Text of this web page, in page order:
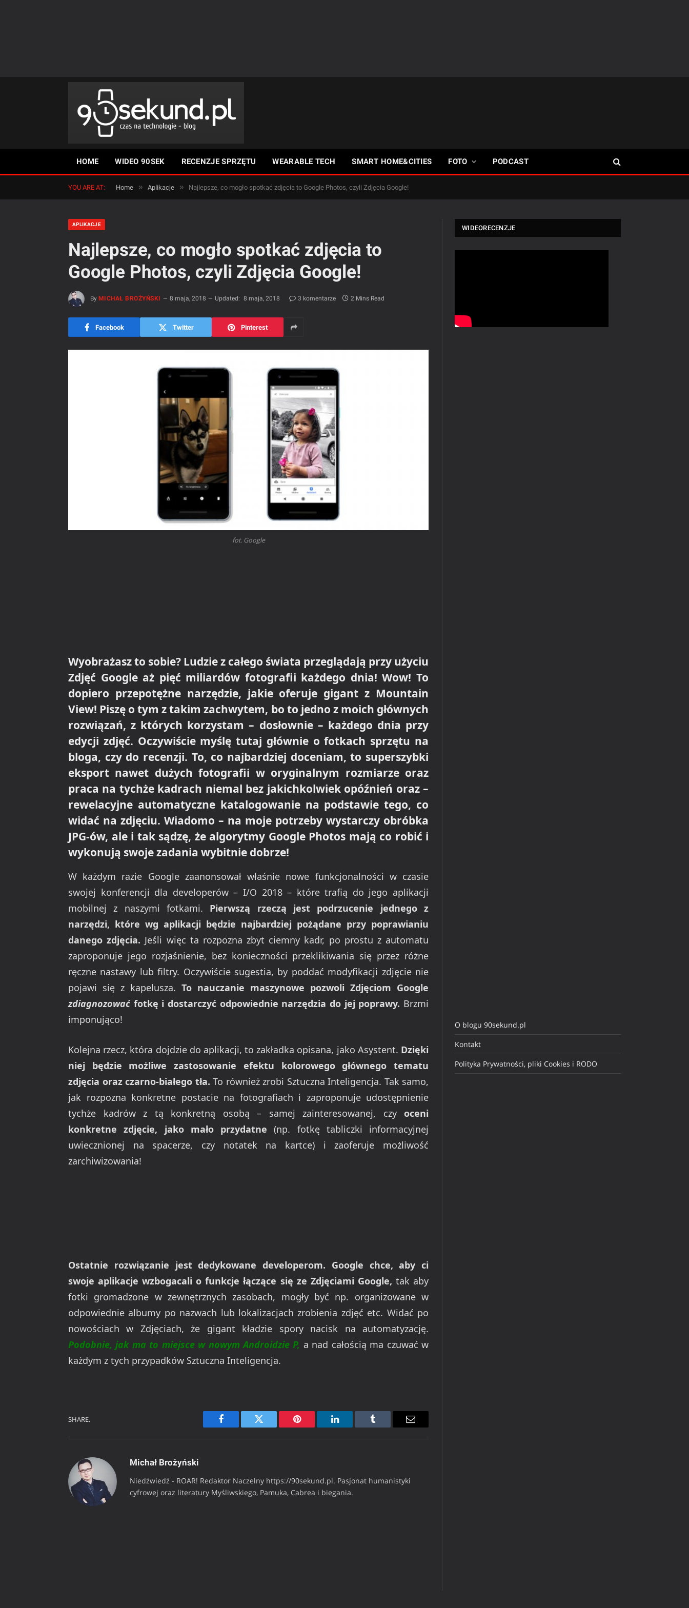
HOME WIDEO 90SEK RECENZJE SPRZĘTU WEARABLE TECH SMART HOME&CITIES FOTO PODCAST
YOU ARE AT: Home » Aplikacje » Najlepsze, co mogło spotkać zdjęcia to Google Photos, czyli Zdjęcia Google!
APLIKACJE
Najlepsze, co mogło spotkać zdjęcia to
Google Photos, czyli Zdjęcia Google!
By MICHAŁ BROŻYŃSKI 8 maja, 2018 Updated: 8 maja, 2018 3 komentarze 2 Mins Read
Facebook Twitter Pinterest
fot. Google
Wyobrażasz to sobie? Ludzie z całego świata przeglądają przy użyciu
Zdjęć Google aż pięć miliardów fotografii każdego dnia! Wow! To
dopiero przepotężne narzędzie, jakie oferuje gigant z Mountain
View! Piszę o tym z takim zachwytem, bo to jedno z moich głównych
rozwiązań, z których korzystam – dosłownie – każdego dnia przy
edycji zdjęć. Oczywiście myślę tutaj głównie o fotkach sprzętu na
bloga, czy do recenzji. To, co najbardziej doceniam, to superszybki
eksport nawet dużych fotografii w oryginalnym rozmiarze oraz
praca na tychże kadrach niemal bez jakichkolwiek opóźnień oraz –
rewelacyjne automatyczne katalogowanie na podstawie tego, co
widać na zdjęciu. Wiadomo – na moje potrzeby wystarczy obróbka
JPG-ów, ale i tak sądzę, że algorytmy Google Photos mają co robić i
wykonują swoje zadania wybitnie dobrze!
W każdym razie Google zaanonsował właśnie nowe funkcjonalności w czasie
swojej konferencji dla developerów – I/O 2018 – które trafią do jego aplikacji
mobilnej z naszymi fotkami. Pierwszą rzeczą jest podrzucenie jednego z
narzędzi, które wg aplikacji będzie najbardziej pożądane przy poprawianiu
danego zdjęcia. Jeśli więc ta rozpozna zbyt ciemny kadr, po prostu z automatu
zaproponuje jego rozjaśnienie, bez konieczności przeklikiwania się przez różne
ręczne nastawy lub filtry. Oczywiście sugestia, by poddać modyfikacji zdjęcie nie
pojawi się z kapelusza. To nauczanie maszynowe pozwoli Zdjęciom Google
zdiagnozowaćfotkę i dostarczyć odpowiednie narzędzia do jej poprawy. Brzmi
imponująco!
Kolejna rzecz, która dojdzie do aplikacji, to zakładka opisana, jako Asystent. Dzięki
niej będzie możliwe zastosowanie efektu kolorowego głównego tematu
zdjęcia oraz czarno-białego tła. To również zrobi Sztuczna Inteligencja. Tak samo,
jak rozpozna konkretne postacie na fotografiach i zaproponuje udostępnienie
tychże kadrów z tą konkretną osobą – samej zainteresowanej, czy oceni
konkretne zdjęcie, jako mało przydatne (np. fotkę tabliczki informacyjnej
uwiecznionej na spacerze, czy notatek na kartce) i zaoferuje możliwość
zarchiwizowania!
Ostatnie rozwiązanie jest dedykowane developerom. Google chce, aby ci
swoje aplikacje wzbogacali o funkcje łączące się ze Zdjęciami Google, tak aby
fotki gromadzone w zewnętrznych zasobach, mogły być np. organizowane w
odpowiednie albumy po nazwach lub lokalizacjach zrobienia zdjęć etc. Widać po
nowościach w Zdjęciach, że gigant kładzie spory nacisk na automatyzację.
Podobnie, jak ma to miejsce w nowym Androidzie P, a nad całością ma czuwać w
każdym z tych przypadków Sztuczna Inteligencja.
SHARE.
Facebook Twitter Pinterest LinkedIn Tumblr Email
Michał Brożyński
Niedźwiedź - ROAR! Redaktor Naczelny https://90sekund.pl. Pasjonat humanistyki
cyfrowej oraz literatury Myśliwskiego, Pamuka, Cabrea i biegania.
WIDEORECENZJE
O blogu 90sekund.pl
Kontakt
Polityka Prywatności, pliki Cookies i RODO